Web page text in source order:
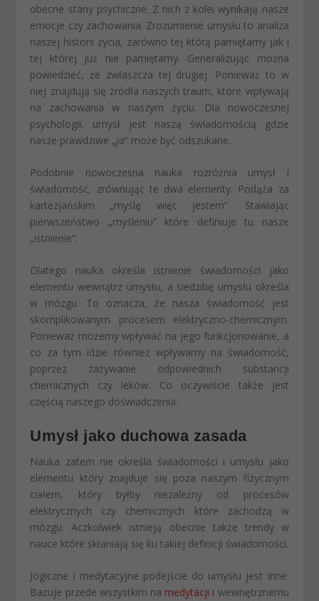
obecne stany psychiczne. Z nich z kolei wynikają nasze
emocje czy zachowania. Zrozumienie umysłu to analiza
naszej historii życia, zarówno tej którą pamiętamy jak i
tej której już nie pamiętamy. Generalizując można
powiedzieć, że zwłaszcza tej drugiej. Ponieważ to w
niej znajdują się źródła naszych traum, które wpływają
na zachowania w naszym życiu. Dla nowoczesnej
psychologii, umysł jest naszą świadomością gdzie
nasze prawdziwe „ja” może być odszukane.
Podobnie nowoczesna nauka rozróżnia umysł i
świadomość, zrównując te dwa elementy. Podąża za
kartezjańskim „myślę więc jestem”. Stawiając
pierwszeństwo „myśleniu” które definiuje tu nasze
„istnienie”.
Dlatego nauka określa istnienie świadomości jako
elementu wewnątrz umysłu, a siedzibę umysłu określa
w mózgu. To oznacza, że nasza świadomość jest
skomplikowanym procesem elektryczno-chemicznym.
Ponieważ możemy wpływać na jego funkcjonowanie, a
co za tym idzie również wpływamy na świadomość,
poprzez zażywanie odpowiednich substancji
chemicznych czy leków. Co oczywiście także jest
częścią naszego doświadczenia.
Umysł jako duchowa zasada
Nauka zatem nie określa świadomości i umysłu jako
elementu który znajduje się poza naszym fizycznym
ciałem, który byłby niezależny od procesów
elektrycznych czy chemicznych które zachodzą w
mózgu. Aczkolwiek istnieją obecnie także trendy w
nauce które skłaniają się ku takiej definicji świadomości.
Jogiczne i medytacyjne podejście do umysłu jest inne.
Bazuje przede wszystkim na medytacji i wewnętrznemu